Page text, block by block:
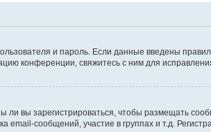
и пароль. Если данные введены
конференции, свяжитесь с ним для
вы зарегистрироваться, чтобы размещать
сообщений, участие в группах и т.д.